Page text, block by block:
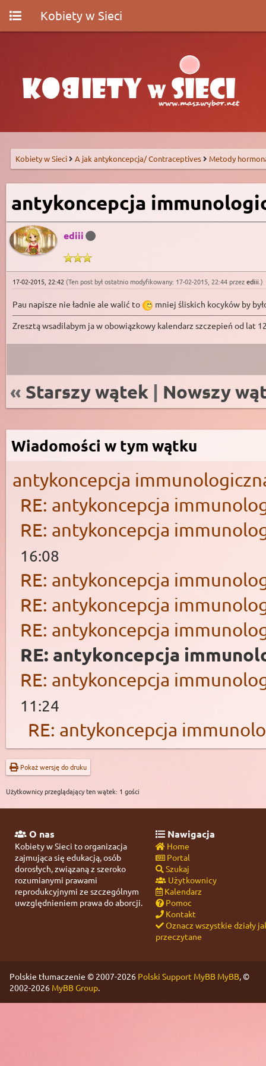
Kobiety w Sieci
Kobiety w Sieci A jak antykoncepcja/ Contraceptives Metody
antykoncepcja
ediii
17-02-2015, 22:42 (Ten post był ostatnio modyfikowany: 17-02-2015, 22:44 przezediii )
Pau napisze nie ładnie ale walić to mniej śliskich kocyków by
Zresztą wsadilabym ja w obowiązkowy kalendarz szczepień od lat
« Starszy wątek | Nowszy
Wiadomości w tym wątku
antykoncepcja
RE: antykoncepcja
RE: antykoncepcja
16:08
RE: antykoncepcja
RE: antykoncepcja
RE: antykoncepcja
RE: antykoncepcja
RE: antykoncepcja
11:24
RE: antykoncepcja
Pokaż wersję do druku
Użytkownicy przeglądający ten wątek: 1 gości
O nas
Kobiety w Sieci to organizacja
zajmująca się edukacją, osób
dorosłych, związaną z szeroko
rozumianymi prawami
reprodukcyjnymi ze szczególnym
uwzględnieniem prawa do aborcji.
Nawigacja
Home
Portal
Szukaj
Użytkownicy
Kalendarz
Pomoc
Kontakt
Oznacz wszystkie działy
przeczytane
Polskie tłumaczenie © 2007-2026 Polski Support MyBB MyBB, ©
2002-2026 MyBB Group.